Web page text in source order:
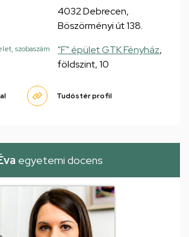
4032 Debrecen,
Böszörményi út 138.
szobaszám "F" épület GTK Fényház,
földszint, 10
Tudóstér profil
egyetemi docens